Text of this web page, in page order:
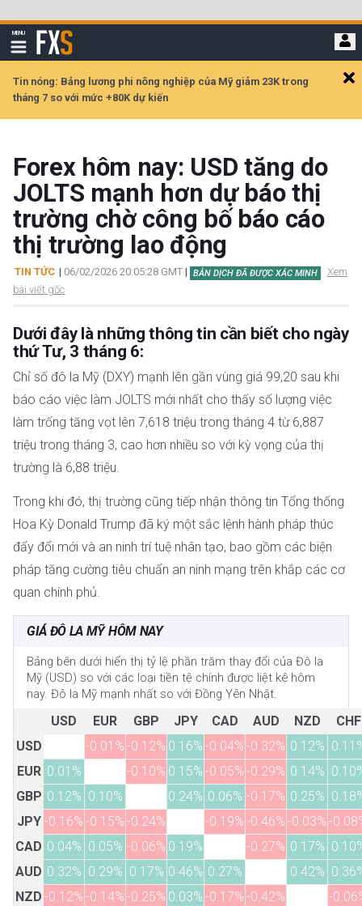
qua
đi
đến
MENU
Hiển
thị
hướng
FXStreet
Tin nóng: Bảng lương phi nông nghiệp của Mỹ giảm 23K trong
tháng 7 so với mức +80K dự kiến
Forex hôm nay: USD tăng do
JOLTS mạnh hơn dự báo thị
trường chờ công bố báo cáo
thị trường lao động
TIN TỨC | 06/02/2026 20:05:28 GMT | BẢN DỊCH ĐÃ ĐƯỢC XÁC MINH
Xem
bài viết gốc
Dưới đây là những thông tin cần biết cho ngày
thứ Tư, 3 tháng 6:
Chỉ số đô la Mỹ (DXY) mạnh lên gần vùng giá 99,20 sau khi
báo cáo việc làm JOLTS mới nhất cho thấy số lượng việc
làm trống tăng vọt lên 7,618 triệu trong tháng 4 từ 6,887
triệu trong tháng 3, cao hơn nhiều so với kỳ vọng của thị
trường là 6,88 triệu.
Trong khi đó, thị trường cũng tiếp nhận thông tin Tổng thống
Hoa Kỳ Donald Trump đã ký một sắc lệnh hành pháp thúc
đẩy đổi mới và an ninh trí tuệ nhân tạo, bao gồm các biện
pháp tăng cường tiêu chuẩn an ninh mạng trên khắp các cơ
quan chính phủ.
GIÁ ĐÔ LA MỸ HÔM NAY
Bảng bên dưới hiển thị tỷ lệ phần trăm thay đổi của Đô la
Mỹ (USD) so với các loại tiền tệ chính được liệt kê hôm
nay. Đô la Mỹ mạnh nhất so với Đồng Yên Nhật.
USD EUR GBP JPY CAD AUD NZD
CHF
USD
-0.01% -0.12% 0.16% -0.04% -0.32% 0.12%
EUR 0.01% -0.10% 0.15% -0.05% -0.29% 0.14%
GBP 0.12% 0.10% 0.24% 0.06% -0.17% 0.25%
JPY -0.16% -0.15% -0.24% -0.19% -0.46% -0.03% -
CAD 0.04% 0.05% -0.06% 0.19% -0.27% 0.17%
AUD 0.32% 0.29% 0.17% 0.46% 0.27% 0.42%
NZD -0.12% -0.14% -0.25% 0.03% -0.17% -0.42%
-